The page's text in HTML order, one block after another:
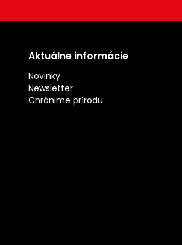
Aktuálne informácie
Novinky
Newsletter
Chránime prírodu